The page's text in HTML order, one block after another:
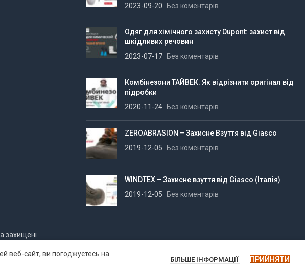
2023-09-20
Без коментарів
Одяг для хімічного захисту Dupont: захист від
шкідливих речовин
2023-07-17
Без коментарів
Комбінезони ТАЙВЕК. Як відрізнити оригінал від
підробки
2020-11-24
Без коментарів
ZEROABRASION – Захисне Взуття від Giasco
2019-12-05
Без коментарів
WINDTEX – Захисне взуття від Giasco (Італія)
2019-12-05
Без коментарів
захищені
веб-сайт, ви погоджуєтесь на
БІЛЬШЕ ІНФОРМАЦІЇ ПРИЙНЯТИ